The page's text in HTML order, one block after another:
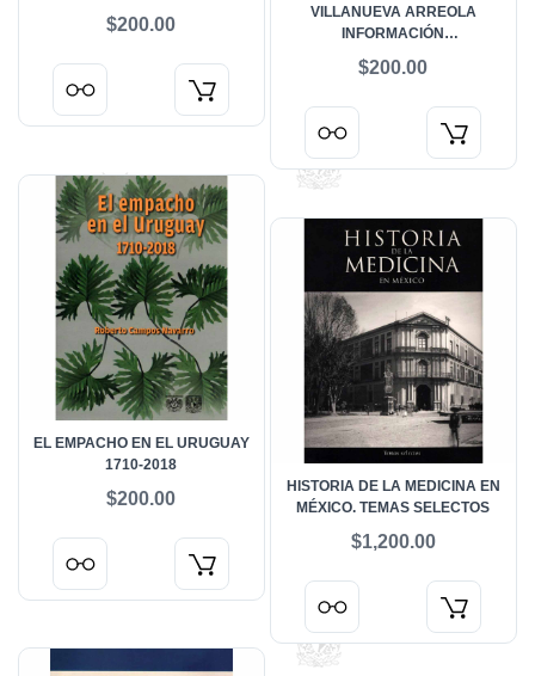
NACIONAL DE MEDICINA
$200.00
VILLANUEVA ARREOLA
INFORMACIÓN
$200.00
EL EMPACHO EN EL URUGUAY
1710-2018
$200.00
HISTORIA DE LA MEDICINA EN
MÉXICO. TEMAS SELECTOS
$1,200.00